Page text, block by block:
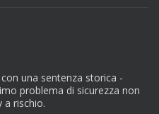
una sentenza storica -
problema di sicurezza non
a rischio.